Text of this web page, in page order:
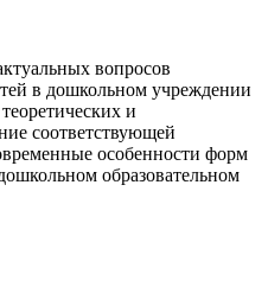
вопросов
в дошкольном учреждении
и
соответствующей
особенности форм
образовательном